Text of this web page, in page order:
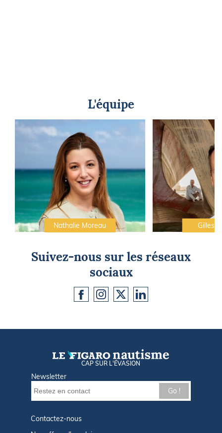
L'équipe
Nathalie Moreau Gilles
Suivez-nous sur les réseaux
sociaux
CAP SUR L'ÉVASION
Newsletter
Go !
Contactez-nous